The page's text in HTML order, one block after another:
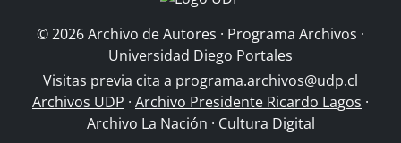
© 2026 Archivo de Autores · Programa Archivos ·
Universidad Diego Portales
Visitas previa cita a programa.archivos@udp.cl
Archivos UDP · Archivo Presidente Ricardo Lagos ·
Archivo La Nación · Cultura Digital